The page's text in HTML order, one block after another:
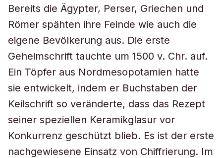
Bereits die Ägypter, Perser, Griechen und
Römer spähten ihre Feinde wie auch die
eigene Bevölkerung aus. Die erste
Geheimschrift tauchte um 1500 v. Chr. auf.
Ein Töpfer aus Nordmesopotamien hatte
sie entwickelt, indem er Buchstaben der
Keilschrift so veränderte, dass das Rezept
seiner speziellen Keramikglasur vor
Konkurrenz geschützt blieb. Es ist der erste
nachgewiesene Einsatz von Chiffrierung. Im